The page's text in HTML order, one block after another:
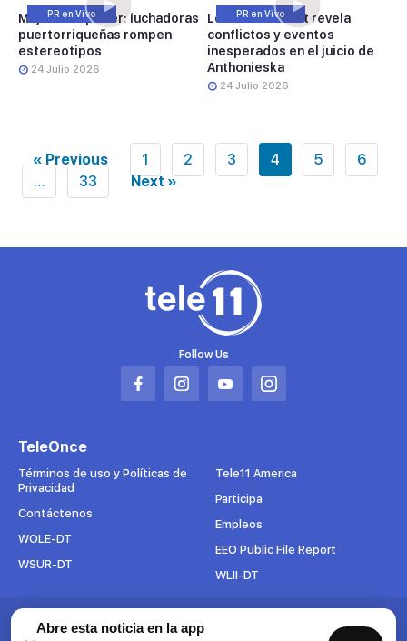
PR en Vivo
Mujeres al poder: luchadoras
puertorriqueñas rompen
estereotipos
24 Julio 2026
PR en Vivo
Lectura de tarot revela
conflictos y eventos
inesperados en el juicio de
Anthonieska
24 Julio 2026
« Previous 1 2 3 4 5
6
…
33 Next »
Follow Us
Abrir
pestaña
Abrir
pestaña
Abrir
pestaña
Abrir
pestaña
TeleOnce
Términos de uso y Políticas de
Privacidad
Contáctenos
WOLE-DT
WSUR-DT
Tele11 America
Participa
Empleos
EEO Public File Report
WLII-DT
Suscríbete al boletín
Abre esta noticia en la app